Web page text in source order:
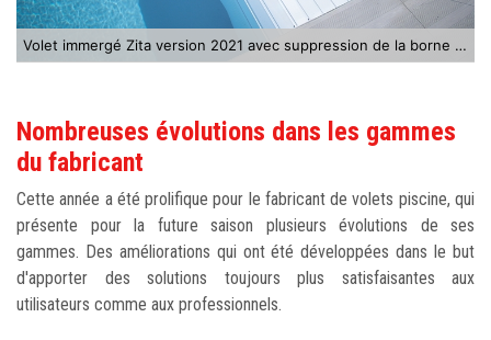
Volet immergé Zita version 2021 avec suppression de la borne et du commutateur à clé
Nombreuses évolutions dans les gammes
du fabricant
Cette année a été prolifique pour le fabricant de volets piscine, qui
présente pour la future saison plusieurs évolutions de ses
gammes. Des améliorations qui ont été développées dans le but
d'apporter des solutions toujours plus satisfaisantes aux
utilisateurs comme aux professionnels.